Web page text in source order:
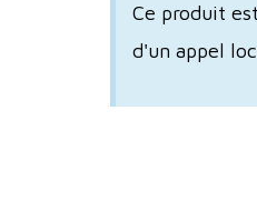
Ce produit
d'un appel